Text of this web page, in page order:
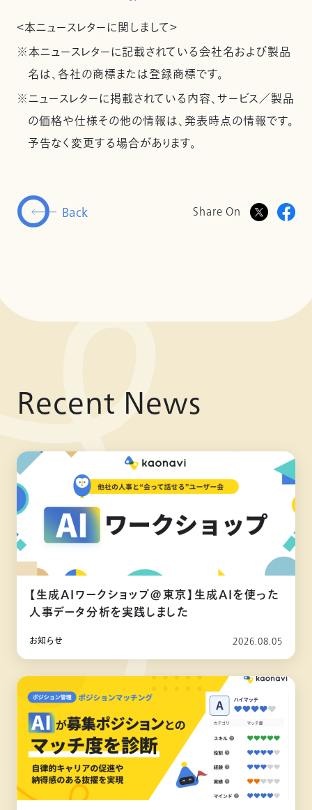
＜本ニュースレターに関しまして＞
※本ニュースレターに記載されている会社名および製品
名は、各社の商標または登録商標です。
※ニュースレターに掲載されている内容、サービス／製品
の価格や仕様その他の情報は、発表時点の情報です。
予告なく変更する場合があります。
Back Share On
Recent News
【生成AIワークショップ@東京】生成AIを使った
人事データ分析を実践しました
お知らせ 2026.08.05